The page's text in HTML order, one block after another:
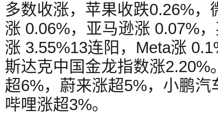
多数收涨，苹果收跌0.26%
涨 0.06%，亚马逊涨 0.07%
涨 3.55%13连阳，Meta涨
斯达克中国金龙指数涨
超6%，蔚来涨超5%，小鹏
哔哩涨超3%。